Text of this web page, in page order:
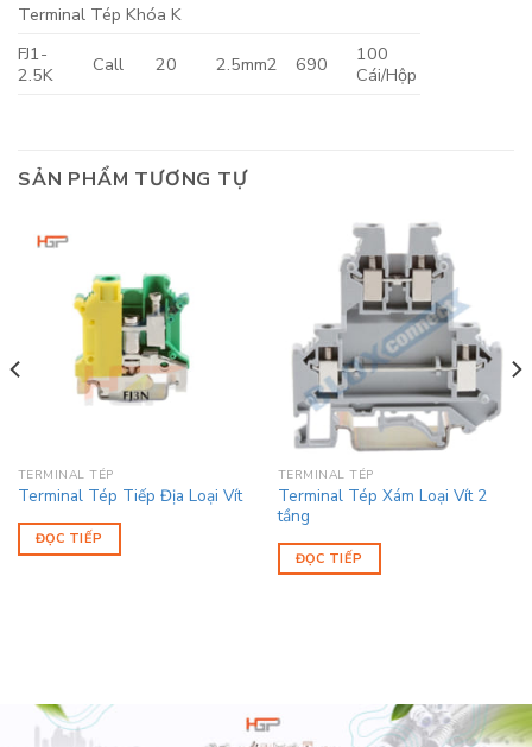
Terminal Tép Khóa K
FJ1-
2.5K
Call 20 2.5mm2 690
100
Cái/Hộp
SẢN PHẨM TƯƠNG TỰ
TERMINAL TÉP
Terminal Tép Tiếp Địa Loại Vít
ĐỌC TIẾP
TERMINAL TÉP
Terminal Tép Xám Loại Vít 2
tầng
ĐỌC TIẾP